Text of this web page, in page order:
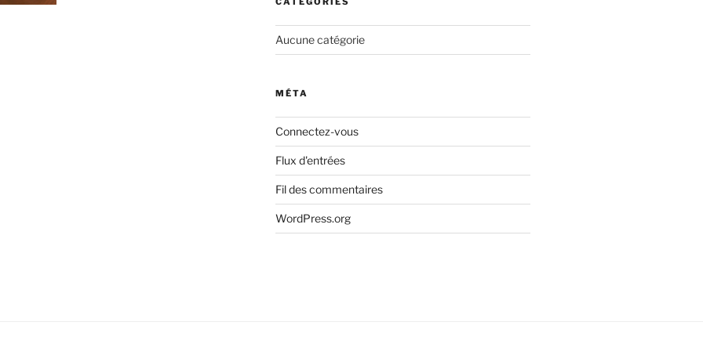
Aucune catégorie
MÉTA
Connectez-vous
Flux d'entrées
Fil des commentaires
WordPress.org